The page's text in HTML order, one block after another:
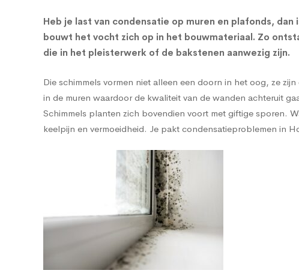
Heb je last van condensatie op muren en plafonds,
bouwt het vocht zich op in het bouwmateriaal. Zo
die in het pleisterwerk of de bakstenen aanwezig zijn.
Die schimmels vormen niet alleen een doorn in het oog, ze
in de muren waardoor de kwaliteit van de wanden achteruit
Schimmels planten zich bovendien voort met giftige sporen.
keelpijn en vermoeidheid. Je pakt condensatieproblemen in